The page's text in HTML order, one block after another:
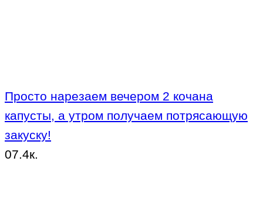
Просто нарезаем вечером 2 кочана
капусты, а утром получаем потрясающую
закуску!
07.4к.